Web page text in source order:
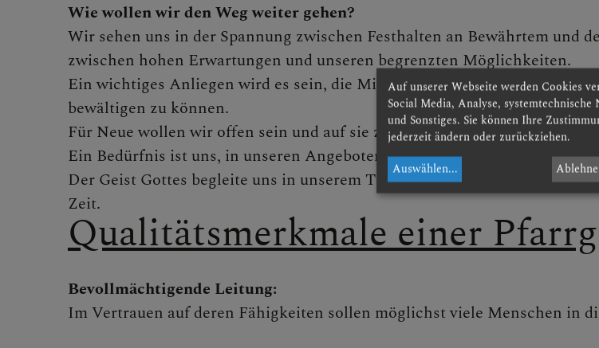
Wie wollen wir den Weg weiter gehen?
Wir sehen uns in der Spannung zwischen Festhalten an Bewährtem und
zwischen hohen Erwartungen und unseren begrenzten Möglichkeiten.
Ein wichtiges Anliegen wird es sein, die Mitarbeit auf noch breitere
bewältigen zu können.
Für Neue wollen wir offen sein und auf sie zugehen.
Ein Bedürfnis ist uns, in unseren Angeboten innere Ruhe und
Der Geist Gottes begleite uns in unserem Tun, damit wir freudig
Zeit.
Qualitätsmerkmale einer
Bevollmächtigende Leitung:
Im Vertrauen auf deren Fähigkeiten sollen möglichst viele Menschen in
Auf unserer Webseite werden Cookies
Social Media, Analyse,
und Sonstiges. Sie können Ihre
jederzeit ändern oder zurückziehen.
Auswählen...